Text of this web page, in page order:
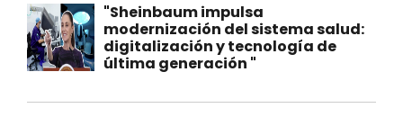
"Sheinbaum impulsa
modernización del sistema salud:
digitalización y tecnología de
última generación "